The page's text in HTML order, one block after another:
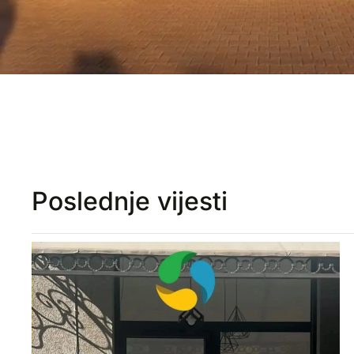
Poslednje vijesti